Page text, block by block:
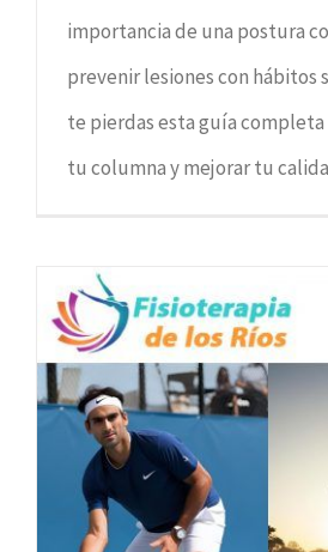
importancia de una postura
prevenir lesiones con hábitos
te pierdas esta guía
tu columna y mejorar tu